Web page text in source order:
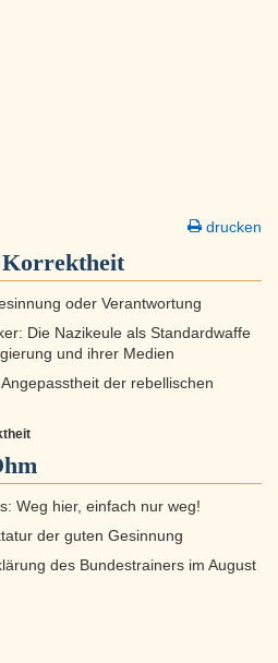
drucken
Korrektheit
oder Verantwortung
Die Nazikeule als Standardwaffe
und ihrer Medien
der rebellischen
Weg hier, einfach nur weg!
der guten Gesinnung
des Bundestrainers im August